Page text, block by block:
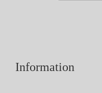
Information